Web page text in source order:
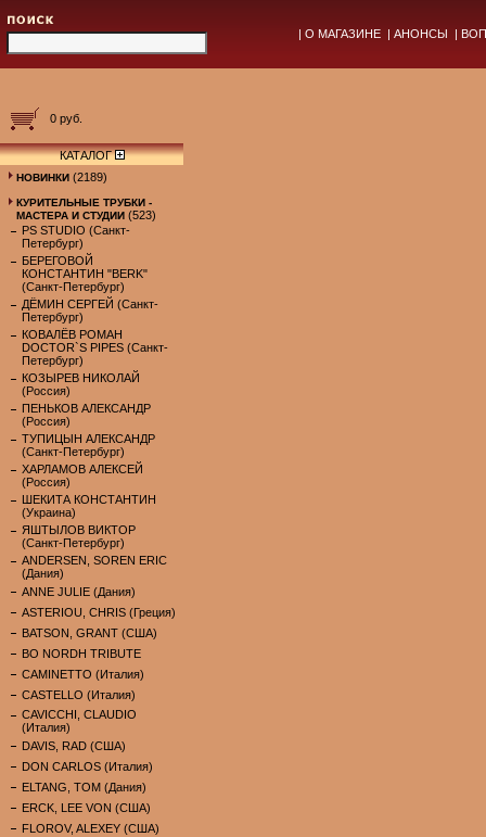
| О МАГАЗИНЕ | АНОНСЫ |
0 руб.
КАТАЛОГ
НОВИНКИ (2189)
КУРИТЕЛЬНЫЕ ТРУБКИ -
МАСТЕРА И СТУДИИ (523)
PS STUDIO (Санкт-
Петербург)
БЕРЕГОВОЙ
КОНСТАНТИН "BERK"
(Санкт-Петербург)
ДЁМИН СЕРГЕЙ (Санкт-
Петербург)
КОВАЛЁВ РОМАН
DOCTOR`S PIPES (Санкт-
Петербург)
КОЗЫРЕВ НИКОЛАЙ
(Россия)
ПЕНЬКОВ АЛЕКСАНДР
(Россия)
ТУПИЦЫН АЛЕКСАНДР
(Санкт-Петербург)
ХАРЛАМОВ АЛЕКСЕЙ
(Россия)
ШЕКИТА КОНСТАНТИН
(Украина)
ЯШТЫЛОВ ВИКТОР
(Санкт-Петербург)
ANDERSEN, SOREN ERIC
(Дания)
ANNE JULIE (Дания)
ASTERIOU, CHRIS (Греция)
BATSON, GRANT (США)
BO NORDH TRIBUTE
CAMINETTO (Италия)
CASTELLO (Италия)
CAVICCHI, CLAUDIO
(Италия)
DAVIS, RAD (США)
DON CARLOS (Италия)
ELTANG, TOM (Дания)
ERCK, LEE VON (США)
FLOROV, ALEXEY (США)